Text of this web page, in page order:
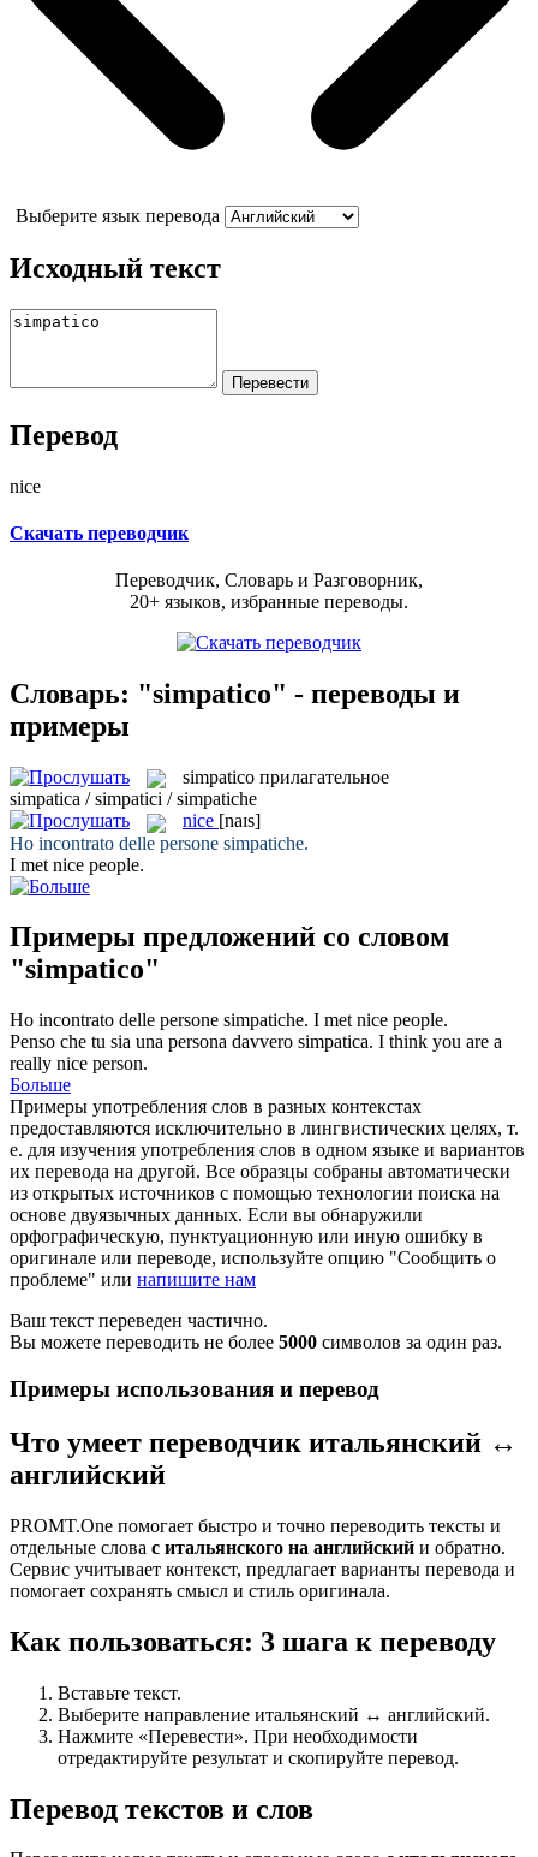
Выберите язык перевода
Исходный текст
Перевод
nice
Скачать переводчик
Переводчик, Словарь и Разговорник,
20+ языков, избранные переводы.
Словарь: "simpatico" - переводы и
примеры
simpatico прилагательное
simpatica / simpatici / simpatiche
nice [naɪs]
Ho incontrato delle persone simpatiche.
I met nice people.
Примеры предложений со словом
"simpatico"
Ho incontrato delle persone simpatiche. I met nice people.
Penso che tu sia una persona davvero simpatica. I think you are a
really nice person.
Больше
Примеры употребления слов в разных контекстах
предоставляются исключительно в лингвистических целях, т.
е. для изучения употребления слов в одном языке и вариантов
их перевода на другой. Все образцы собраны автоматически
из открытых источников с помощью технологии поиска на
основе двуязычных данных. Если вы обнаружили
орфографическую, пунктуационную или иную ошибку в
оригинале или переводе, используйте опцию "Сообщить о
проблеме" или напишите нам
Ваш текст переведен частично.
Вы можете переводить не более 5000 символов за один раз.
Примеры использования и перевод
Что умеет переводчик итальянский ↔
английский
PROMT.One помогает быстро и точно переводить тексты и
отдельные слова с итальянского на английский и обратно.
Сервис учитывает контекст, предлагает варианты перевода и
помогает сохранять смысл и стиль оригинала.
Как пользоваться: 3 шага к переводу
Вставьте текст.
Выберите направление итальянский ↔ английский.
Нажмите «Перевести». При необходимости
отредактируйте результат и скопируйте перевод.
Перевод текстов и слов